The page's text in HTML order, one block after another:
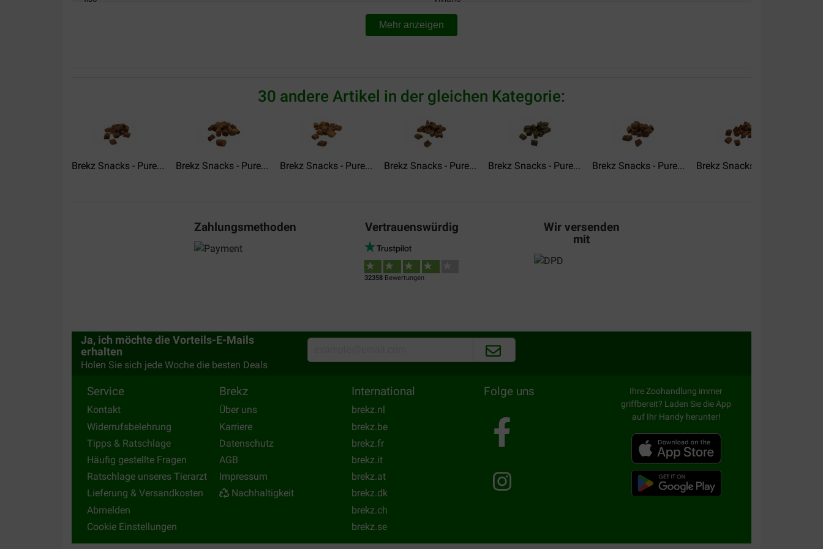
Mehr anzeigen
30 andere Artikel in der gleichen Kategorie:
Brekz Snacks - Pure... Brekz Snacks - Pure... Brekz Snacks - Pure... Brekz Snacks - Pure... Brekz Snacks - Pure... Brekz Snacks - Pure... Brekz Snacks - Pure...
Zahlungsmethoden Vertrauenswürdig
32358Bewertungen
Wir versenden
mit
Ja, ich möchte die Vorteils-E-Mails
erhalten
Holen Sie sich jede Woche die besten Deals
Service
Kontakt
Widerrufsbelehrung
Tipps & Ratschlage
Häufig gestellte Fragen
Ratschlage unseres Tierarzt
Lieferung & Versandkosten
Abmelden
Cookie Einstellungen
Brekz
Über uns
Karriere
Datenschutz
AGB
Impressum
Nachhaltigkeit
International
brekz.nl
brekz.be
brekz.fr
brekz.it
brekz.at
brekz.dk
brekz.ch
brekz.se
Folge uns
Ihre Zoohandlung immer
griffbereit? Laden Sie die App
auf Ihr Handy herunter!